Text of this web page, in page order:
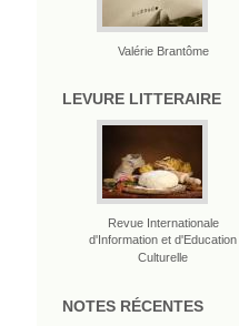
Valérie Brantôme
LEVURE LITTERAIRE
Revue Internationale
d'Information et d'Education
Culturelle
NOTES RÉCENTES